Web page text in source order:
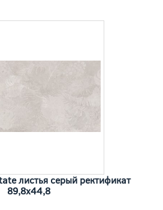
листья серый ректификат
89,8x44,8